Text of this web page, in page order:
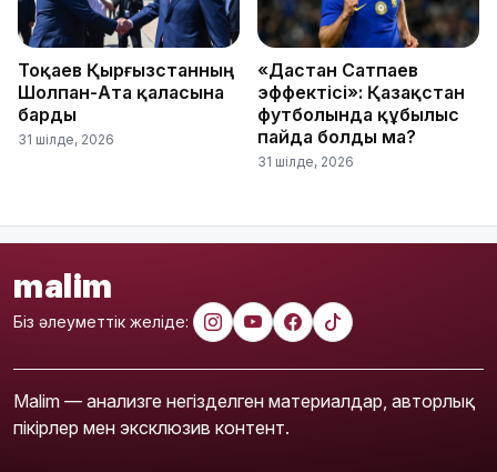
Тоқаев Қырғызстанның
Шолпан-Ата қаласына
барды
31 шілде, 2026
«Дастан Сатпаев
эффектісі»: Қазақстан
футболында құбылыс
пайда болды ма?
31 шілде, 2026
malim
Біз әлеуметтік желіде:
Malim — анализге негізделген материалдар, авторлық
пікірлер мен эксклюзив контент.